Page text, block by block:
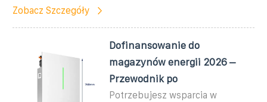
Zobacz Szczegóły
Dofinansowanie do
magazynów energii 2026 –
Przewodnik po
Potrzebujesz wsparcia w